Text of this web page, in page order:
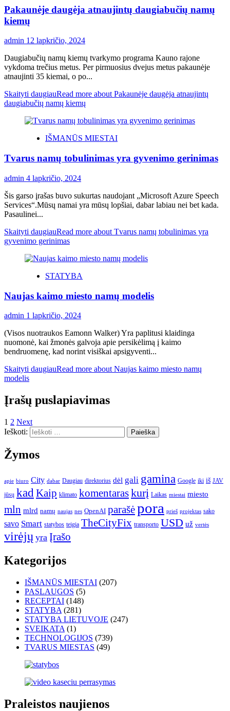
Pakaunėje daugėja atnaujintų daugiabučių namų
kiemų
admin 12 lapkričio, 2024
Daugiabučių namų kiemų tvarkymo programa Kauno rajone
vykdoma trečius metus. Per pirmuosius dvejus metus pakaunėje
atnaujinti 35 kiemai, o po...
Skaityti daugiauRead more about Pakaunėje daugėja atnaujintų
daugiabučių namų kiemų
IŠMANŪS MIESTAI
Tvarus namų tobulinimas yra gyvenimo gerinimas
admin 4 lapkričio, 2024
Šis garso įrašas buvo sukurtas naudojant „Microsoft Azure Speech
Services“.Mūsų namai yra mūsų lopšiai, dabar labiau nei bet kada.
Pasaulinei...
Skaityti daugiauRead more about Tvarus namų tobulinimas yra
gyvenimo gerinimas
STATYBA
Naujas kaimo miesto namų modelis
admin 1 lapkričio, 2024
(Visos nuotraukos Eamonn Walker) Yra paplitusi klaidinga
nuomonė, kai žmonės galvoja apie persikėlimą į kaimo
bendruomenę, kad norint visiškai apsigyventi...
Skaityti daugiauRead more about Naujas kaimo miesto namų
modelis
Įrašų puslapiavimas
1 2 Next
Ieškoti:
Žymos
apie biuro City dabar Daugiau direktorius dėl gali gamina Google iki iš JAV
jūsų kad Kaip klimato komentaraskurį Laikas miestai miesto
mln mlrd namų naujas nes OpenAI parašėpora prieš projektas sako
savo Smart statybos teigia TheCityFix transporto USD už vertės
virėjų yra Įrašo
Kategorijos
IŠMANŪS MIESTAI (207)
PASLAUGOS (5)
RECEPTAI (148)
STATYBA (281)
STATYBA LIETUVOJE (247)
SVEIKATA (1)
TECHNOLOGIJOS (739)
TVARUS MIESTAS (49)
Praleistos naujienos